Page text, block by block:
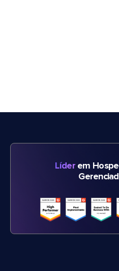
Líderem